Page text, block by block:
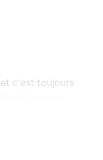
c'est toujours
énergie…